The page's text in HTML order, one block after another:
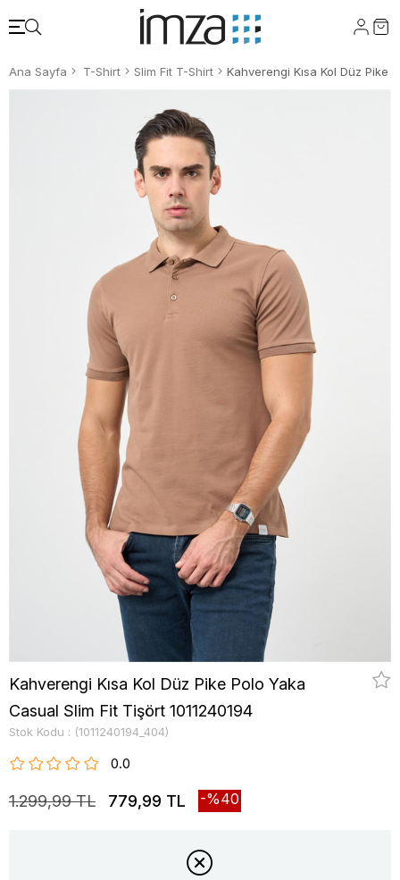
Ana Sayfa T-Shirt Slim Fit T-Shirt
Kahverengi Kısa Kol Düz Pike Polo Yaka
Casual Slim Fit Tişört 1011240194
Stok Kodu (1011240194_404)
0.0
1.299,99 TL 779,99 TL 40